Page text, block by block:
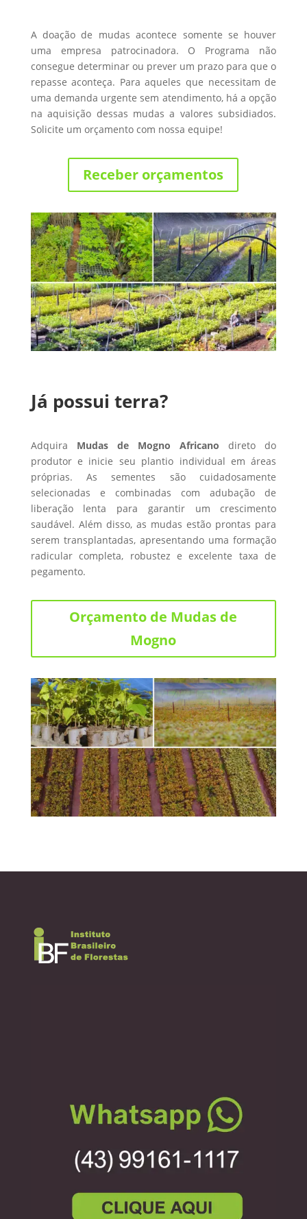
A doação de mudas acontece somente se houver
uma empresa patrocinadora. O Programa não
consegue determinar ou prever um prazo para que o
repasse aconteça. Para aqueles que necessitam de
uma demanda urgente sem atendimento, há a opção
na aquisição dessas mudas a valores subsidiados.
Solicite um orçamento com nossa equipe!
Receber orçamentos
Já possui terra?
Adquira Mudas de Mogno Africano direto do
produtor e inicie seu plantio individual em áreas
próprias. As sementes são cuidadosamente
selecionadas e combinadas com adubação de
liberação lenta para garantir um crescimento
saudável. Além disso, as mudas estão prontas para
serem transplantadas, apresentando uma formação
radicular completa, robustez e excelente taxa de
pegamento.
Orçamento de Mudas de
Mogno